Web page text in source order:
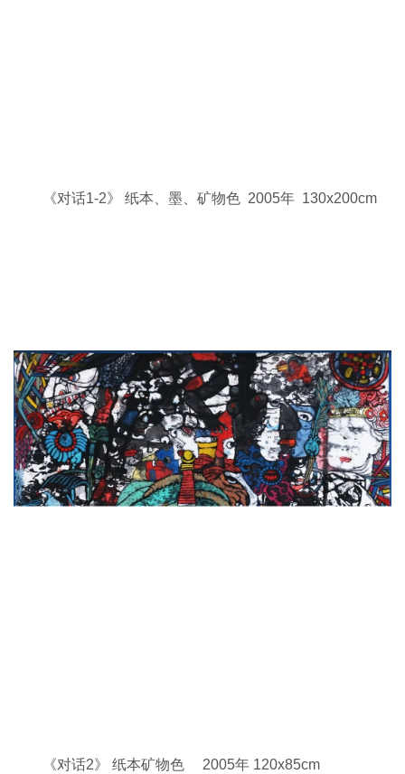
《对话1-2》 纸本、墨、矿物色 2005年 130x200cm
《对话2》 纸本矿物色 2005年 120x85cm